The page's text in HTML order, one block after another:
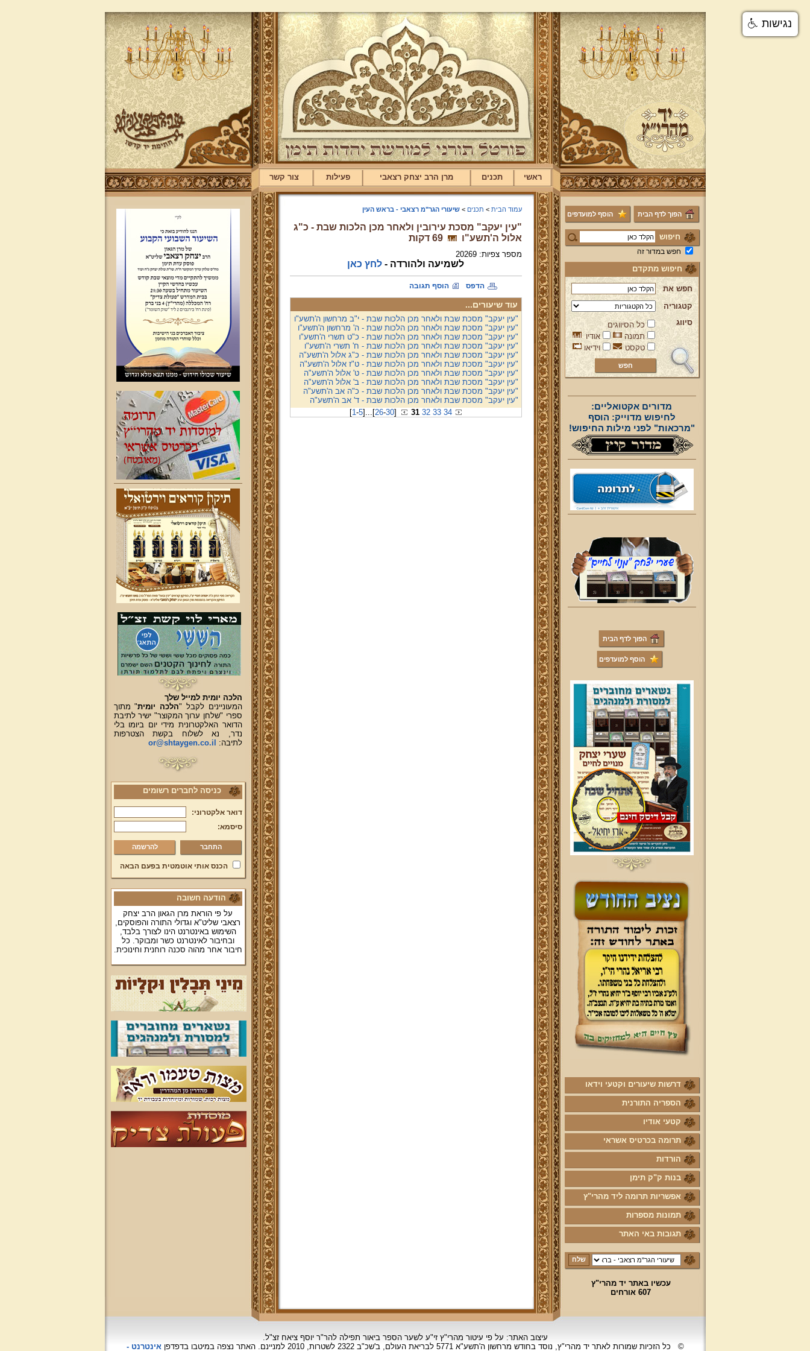
ראשי תכנים מרן הרב יצחק רצאבי פעילות צור קשר
הפוך לדף הבית הוסף למועדפים
חיפוש
חפש במדור זה
חיפוש מתקדם
חפש את
קטגוריה
סיווג
כל הסיווגים
תמונה
אודיו
טקסט
וידיאו
מדורים אקטואליים:
לחיפוש מדוייק: הוסף
"מרכאות" לפני מילות החיפוש!
הפוך לדף הבית
הוסף למועדפים
דרשות שיעורים וקטעי וידאו
הספריה התורנית
קטעי אודיו
תרומה בכרטיס אשראי
הורדות
בנות ק"ק תימן
אפשריות תרומה ליד מהרי"ץ
תמונות מספרות
תגובות באי האתר
עכשיו באתר יד מהרי"ץ
607 אורחים
עמוד הבית > תכנים >שיעורי הגר"מ רצאבי - בראש העין
"עין יעקב" מסכת עירובין ולאחר מכן הלכות שבת - כ"ג
אלול ה'תשע"ו
69 דקות
מספר צפיות: 20269
לשמיעה ולהורדה - לחץ כאן
הדפס הוסף תגובה
עוד שיעורים...
"עין יעקב" מסכת שבת ולאחר מכן הלכות שבת - י"ב מרחשון ה'תשע"ו
"עין יעקב" מסכת שבת ולאחר מכן הלכות שבת - ה' מרחשון ה'תשע"ו
"עין יעקב" מסכת שבת ולאחר מכן הלכות שבת - כ"ט תשרי ה'תשע"ו
"עין יעקב" מסכת שבת ולאחר מכן הלכות שבת - ח' תשרי ה'תשע"ו
"עין יעקב" מסכת שבת ולאחר מכן הלכות שבת - כ"ג אלול ה'תשע"ה
"עין יעקב" מסכת שבת ולאחר מכן הלכות שבת - ט"ז אלול ה'תשע"ה
"עין יעקב" מסכת שבת ולאחר מכן הלכות שבת - ט' אלול ה'תשע"ה
"עין יעקב" מסכת שבת ולאחר מכן הלכות שבת - ב' אלול ה'תשע"ה
"עין יעקב" מסכת שבת ולאחר מכן הלכות שבת - כ"ה אב ה'תשע"ה
"עין יעקב" מסכת שבת ולאחר מכן הלכות שבת - ד' אב ה'תשע"ה
[1-5] ... [26-30] 31 32 33 34
הלכה יומית למייל שלך
המעוניינים לקבל "הלכה יומית" מתוך
ספרי "שלחן ערוך המקוצר" ישיר לתיבת
הדואר האלקטרונית מידי יום ביומו בלי
נדר, נא לשלוח בקשת הצטרפות
לתיבה:
or@shtaygen.co.il
כניסה לחברים רשומים
דואר אלקטרוני:
סיסמא:
להרשמה
הכנס אותי אוטמטית בפעם הבאה
הודעה חשובה
על פי הוראת מרן הגאון הרב יצחק
רצאבי שליט"א וגדולי התורה והפוסקים,
השימוש באינטרנט הינו לצורך בלבד,
ובחיבור לאינטרנט כשר ומבוקר. כל
חיבור אחר מהוה סכנה רוחנית וחינוכית.
עיצוב האתר: על פי עיטור מהרי"ץ זי"ע לשער הספר ביאור תפילה להר"ר יוסף ציאח זצ"ל.
©
כל הזכיות שמורות לאתר יד מהרי"ץ, נוסד בחודש מרחשוןה'תשע"א 5771 לבריאת העולם, ב'שכ"ב 2322 לשטרות, 2010 למניינם. האתר נצפהבמיטבו בדפדפןאינטרנט -
נגישות